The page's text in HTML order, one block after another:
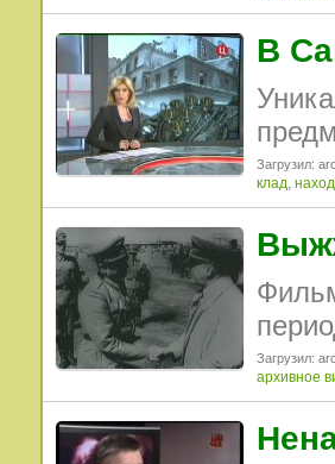
В
Загрузил:
клад,
Загрузил:
архивное